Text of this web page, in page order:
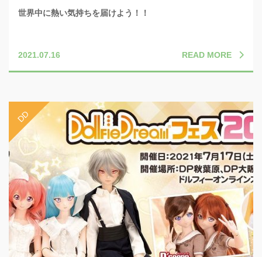
世界中に熱い気持ちを届けよう！！
2021.07.16 READ MORE